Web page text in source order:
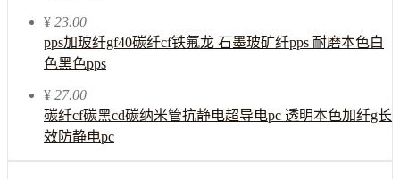
¥ 23.00
pps加玻纤gf40碳纤cf铁氟龙 石墨玻矿纤pps 耐磨本色白
色黑色pps
¥ 27.00
碳纤cf碳黑cd碳纳米管抗静电超导电pc 透明本色加纤g长
效防静电pc